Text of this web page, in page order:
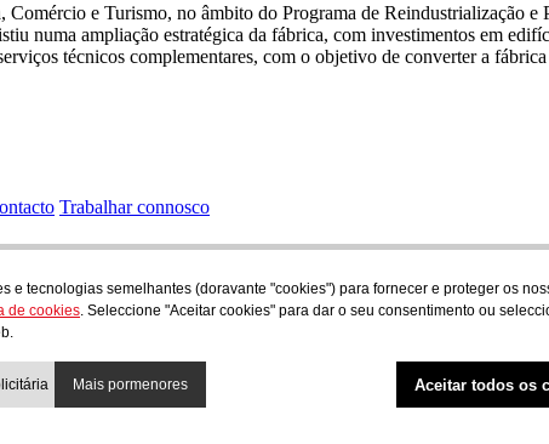
e tecnologias semelhantes (doravante "cookies") para fornecer e proteger os
de cookies. Seleccione "Aceitar cookies" para dar o seu consentimento ou
Mais pormenores Aceitar todos os
e Turismo, no âmbito do Programa de Reindustrialização
numa ampliação estratégica da fábrica, com investimentos em
técnicos complementares, com o objetivo de converter a
Trabalhar connosco